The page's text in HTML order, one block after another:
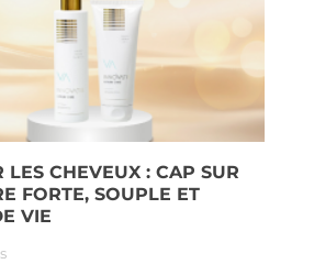
LES CHEVEUX : CAP SUR
FORTE, SOUPLE ET
VIE